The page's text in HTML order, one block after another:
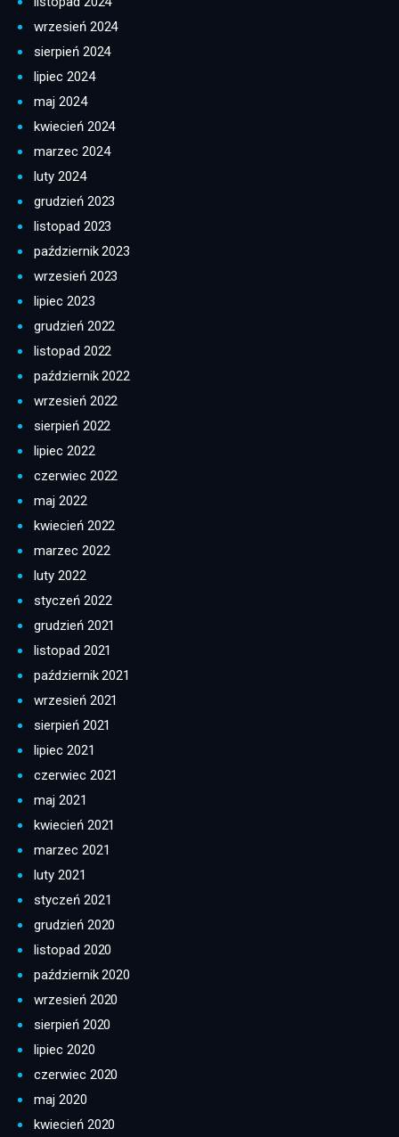
wrzesień 2024
sierpień 2024
lipiec 2024
maj 2024
kwiecień 2024
marzec 2024
luty 2024
grudzień 2023
listopad 2023
październik 2023
wrzesień 2023
lipiec 2023
grudzień 2022
listopad 2022
październik 2022
wrzesień 2022
sierpień 2022
lipiec 2022
czerwiec 2022
maj 2022
kwiecień 2022
marzec 2022
luty 2022
styczeń 2022
grudzień 2021
listopad 2021
październik 2021
wrzesień 2021
sierpień 2021
lipiec 2021
czerwiec 2021
maj 2021
kwiecień 2021
marzec 2021
luty 2021
styczeń 2021
grudzień 2020
listopad 2020
październik 2020
wrzesień 2020
sierpień 2020
lipiec 2020
czerwiec 2020
maj 2020
kwiecień 2020